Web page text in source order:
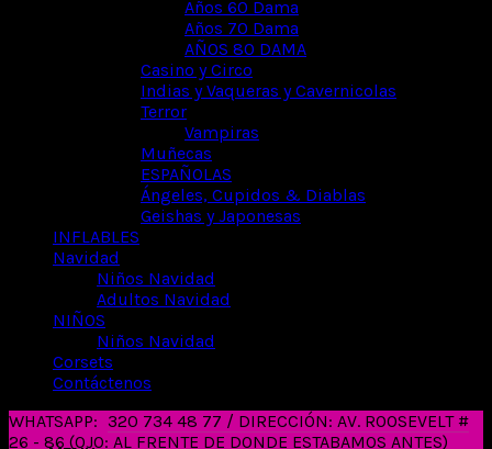
Años 60 Dama
Años 70 Dama
AÑOS 80 DAMA
Casino y Circo
Indias y Vaqueras y Cavernicolas
Terror
Vampiras
Muñecas
ESPAÑOLAS
Ángeles, Cupidos & Diablas
Geishas y Japonesas
INFLABLES
Navidad
Niños Navidad
Adultos Navidad
NIÑOS
Niños Navidad
Corsets
Contáctenos
WHATSAPP: 320 734 48 77 / DIRECCIÓN: AV. ROOSEVELT #
26 - 86 (OJO: AL FRENTE DE DONDE ESTABAMOS ANTES)